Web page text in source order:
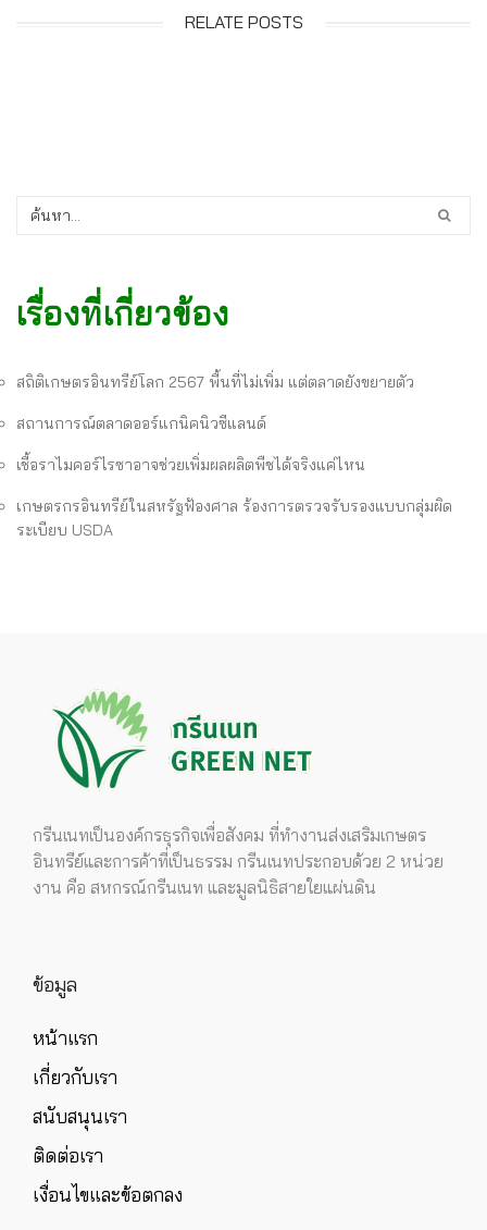
RELATE POSTS
เรื่องที่เกี่ยวข้อง
สถิติเกษตรอินทรีย์โลก 2567 พื้นที่ไม่เพิ่ม แต่ตลาดยังขยายตัว
สถานการณ์ตลาดออร์แกนิคนิวซีแลนด์
เชื้อราไมคอร์ไรซาอาจช่วยเพิ่มผลผลิตพืชได้จริงแค่ไหน
เกษตรกรอินทรีย์ในสหรัฐฟ้องศาล ร้องการตรวจรับรองแบบกลุ่มผิด
ระเบียบ USDA
กรีนเนทเป็นองค์กรธุรกิจเพื่อสังคม ที่ทำงานส่งเสริมเกษตร
อินทรีย์และการค้าที่เป็นธรรม กรีนเนทประกอบด้วย 2 หน่วย
งาน คือ สหกรณ์กรีนเนท และมูลนิธิสายใยแผ่นดิน
ข้อมูล
หน้าแรก
เกี่ยวกับเรา
สนับสนุนเรา
ติดต่อเรา
เงื่อนไขและข้อตกลง